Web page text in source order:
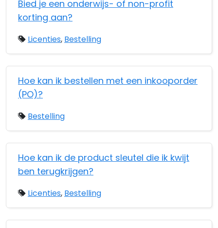
Bied je een onderwijs- of non-profit
korting aan?
Licenties, Bestelling
Hoe kan ik bestellen met een inkooporder
(PO)?
Bestelling
Hoe kan ik de product sleutel die ik kwijt
ben terugkrijgen?
Licenties, Bestelling